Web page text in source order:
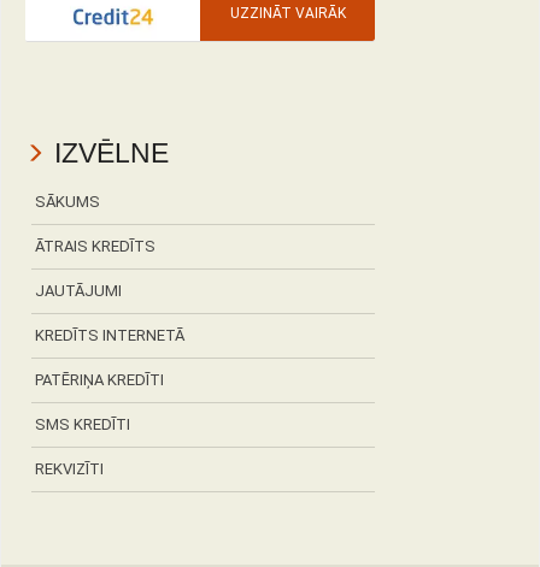
UZZINĀT VAIRĀK
IZVĒLNE
SĀKUMS
ĀTRAIS KREDĪTS
JAUTĀJUMI
KREDĪTS INTERNETĀ
PATĒRIŅA KREDĪTI
SMS KREDĪTI
REKVIZĪTI